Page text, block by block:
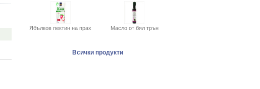
Ябълков пектин на прах Масло от бял трън
Всички продукти